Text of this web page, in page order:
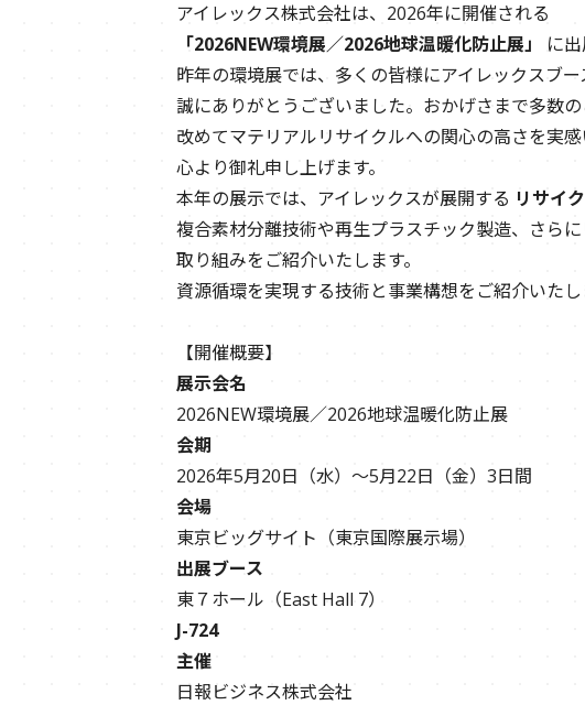
アイレックス株式会社は、2026年に開催される
「2026NEW環境展／2026地球温暖化防止展」
に
昨年の環境展では、多くの皆様にアイレックスブー
誠にありがとうございました。おかげさまで多数
改めてマテリアルリサイクルへの関心の高さを実感
心より御礼申し上げます。
本年の展示では、アイレックスが展開する リサイ
複合素材分離技術や再生プラスチック製造、さら
取り組みをご紹介いたします。
資源循環を実現する技術と事業構想をご紹介いた
【開催概要】
展示会名
2026NEW環境展／2026地球温暖化防止展
会期
2026年5月20日（水）～5月22日（金）3日間
会場
東京ビッグサイト（東京国際展示場）
出展ブース
東７ホール（East Hall 7）
J-724
主催
日報ビジネス株式会社